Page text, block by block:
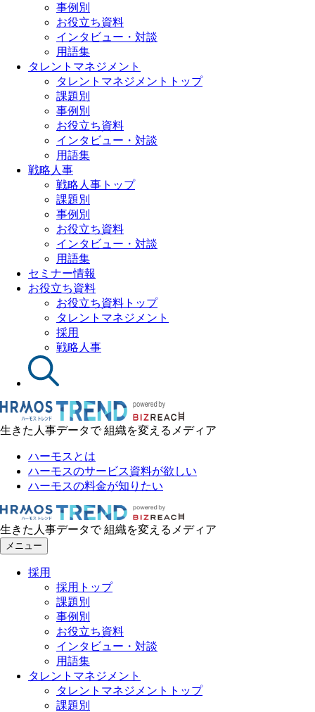
事例別
お役立ち資料
インタビュー・対談
用語集
タレントマネジメント
タレントマネジメントトップ
課題別
事例別
お役立ち資料
インタビュー・対談
用語集
戦略人事
戦略人事トップ
課題別
事例別
お役立ち資料
インタビュー・対談
用語集
セミナー情報
お役立ち資料
お役立ち資料トップ
タレントマネジメント
採用
戦略人事
生きた人事データで 組織を変えるメディア
ハーモスとは
ハーモスのサービス資料が欲しい
ハーモスの料金が知りたい
生きた人事データで 組織を変えるメディア
メニュー
採用
採用トップ
課題別
事例別
お役立ち資料
インタビュー・対談
用語集
タレントマネジメント
タレントマネジメントトップ
課題別